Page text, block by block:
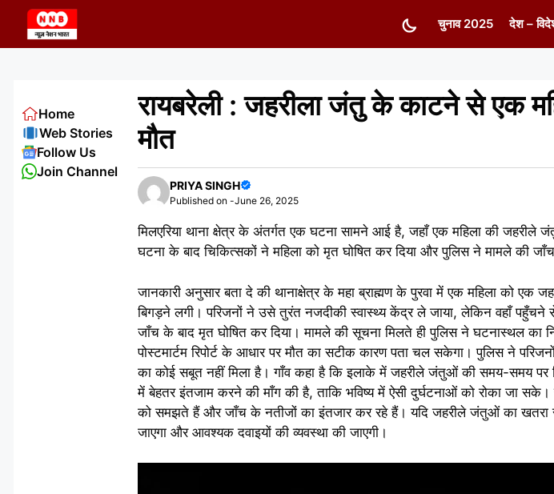
content
चुनाव 2025 देश –
रायबरेली : जहरीला जंतु के काटने से एक
मौत
PRIYA SINGH
Published on -June 26, 2025
मिलएरिया थाना क्षेत्र के अंतर्गत एक घटना सामने आई है, जहाँ एक महिला की
घटना के बाद चिकित्सकों ने महिला को मृत घोषित कर दिया और पुलिस ने मामले की
जानकारी अनुसार बता दे की थानाक्षेत्र के महा ब्राह्मण के पुरवा में एक महिला को
बिगड़ने लगी। परिजनों ने उसे तुरंत नजदीकी स्वास्थ्य केंद्र ले जाया, लेकिन वहाँ
जाँच के बाद मृत घोषित कर दिया। मामले की सूचना मिलते ही पुलिस ने घटनास्थल का
पोस्टमार्टम रिपोर्ट के आधार पर मौत का सटीक कारण पता चल सकेगा। पुलिस ने
का कोई सबूत नहीं मिला है। गाँव कहा है कि इलाके में जहरीले जंतुओं की समय-समय पर
में बेहतर इंतजाम करने की माँग की है, ताकि भविष्य में ऐसी दुर्घटनाओं को रोका जा
को समझते हैं और जाँच के नतीजों का इंतजार कर रहे हैं। यदि जहरीले जंतुओं का खतरा
जाएगा और आवश्यक दवाइयों की व्यवस्था की जाएगी।
Home
Web Stories
Follow Us
Join Channel